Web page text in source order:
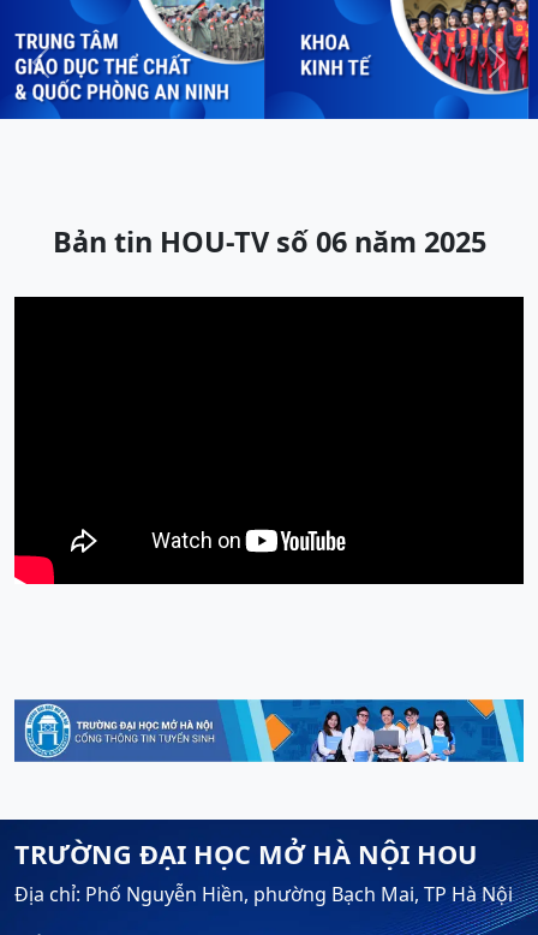
Previous Next
Bản tin HOU-TV số 06 năm 2025
TRƯỜNG ĐẠI HỌC MỞ HÀ NỘI HOU
Địa chỉ: Phố Nguyễn Hiền, phường Bạch Mai, TP Hà Nội